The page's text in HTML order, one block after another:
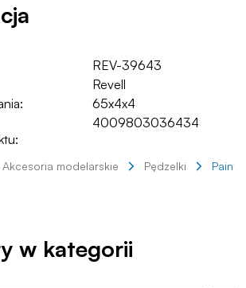
REV-39643
Revell
65x4x4
4009803036434
Akcesoria modelarskie Pędzelki
w kategorii